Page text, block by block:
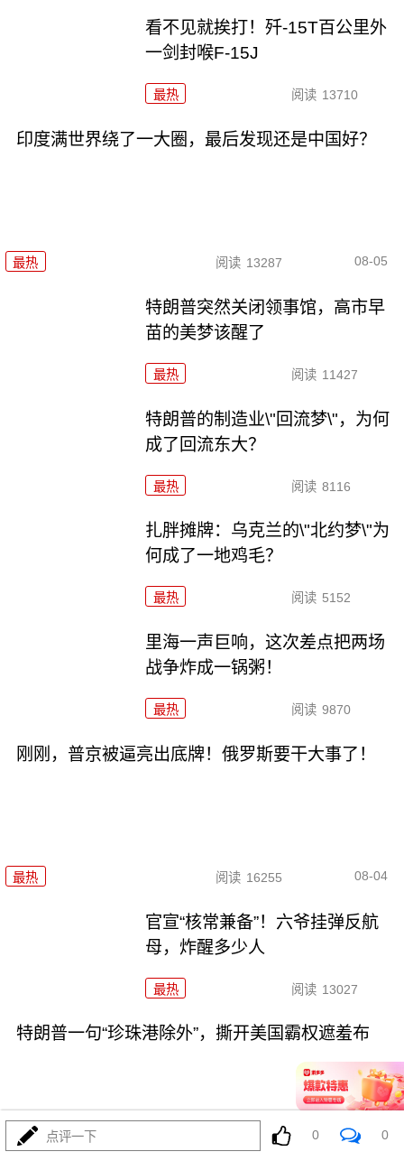
看不见就挨打！歼-15T百公里外
一剑封喉F-15J
最热 阅读 13710
印度满世界绕了一大圈，最后发现还是中国好？
最热 阅读 13287 08-05
特朗普突然关闭领事馆，高市早
苗的美梦该醒了
最热 阅读 11427
特朗普的制造业\"回流梦\"，为何
成了回流东大？
最热 阅读 8116
扎胖摊牌：乌克兰的\"北约梦\"为
何成了一地鸡毛？
最热 阅读 5152
里海一声巨响，这次差点把两场
战争炸成一锅粥！
最热 阅读 9870
刚刚，普京被逼亮出底牌！俄罗斯要干大事了！
最热 阅读 16255 08-04
官宣“核常兼备”！六爷挂弹反航
母，炸醒多少人
最热 阅读 13027
特朗普一句“珍珠港除外”，撕开美国霸权遮羞布
点评一下 0 0